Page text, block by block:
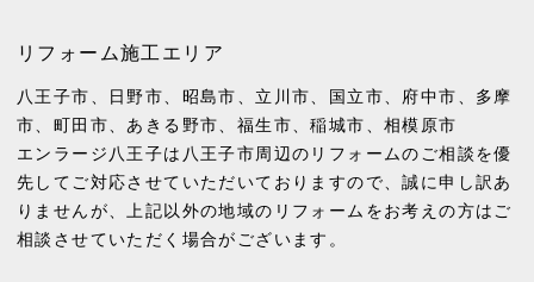
リフォーム施工エリア
八王子市 日野市 昭島市 立川市 国立市 府中市
多摩
市
町田市 あきる野市 福生市 、稲城市 、相模原市
エンラージ八王子は八王子市周辺のリフォームのご相談を優
先してご対応させていただいておりますので、誠に申し訳あ
りませんが、上記以外の地域のリフォームをお考えの方はご
相談させていただく場合がございます。